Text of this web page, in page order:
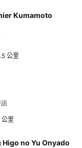
Kumamoto
公里
里
no Yu Onyado